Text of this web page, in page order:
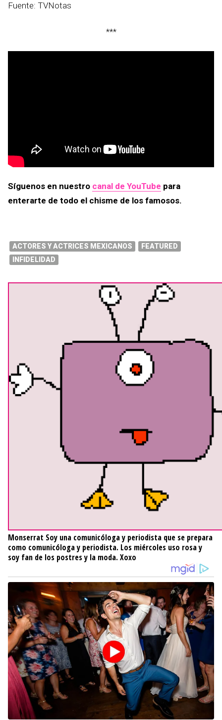
Fuente: TVNotas
***
Síguenos en nuestro canal de YouTube para
enterarte de todo el chisme de los famosos.
ACTORES Y ACTRICES MEXICANOS
FEATURED
INFIDELIDAD
Monserrat Soy una comunicóloga y periodista que se prepara
como comunicóloga y periodista. Los miércoles uso rosa y
soy fan de los postres y la moda. Xoxo